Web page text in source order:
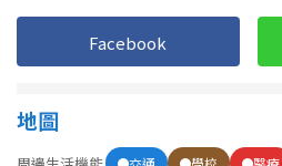
Facebook
地圖